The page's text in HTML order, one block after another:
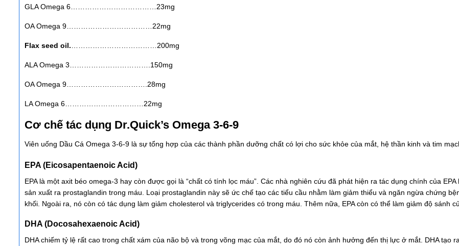
GLA Omega 6………………………………23mg
OA Omega 9………………………………22mg
Flax seed oil.………………………………200mg
ALA Omega 3…………………………….150mg
OA Omega 9…………………………….28mg
LA Omega 6……………………………22mg
Cơ chế tác dụng Dr.Quick’s Omega 3-6-9
Viên uống Dầu Cá Omega 3-6-9 là sự tổng hợp của các thành phần dưỡng chất có lợi cho sức khỏe của mắt, hệ thần kinh và tim
EPA (Eicosapentaenoic Acid)
EPA là một axit béo omega-3 hay còn được gọi là “chất có tính lọc máu”. Các nhà nghiên cứu đã phát hiện ra tác dụng chính của EPA
sản xuất ra prostaglandin trong máu. Loại prostaglandin này sẽ ức chế tạo các tiểu cầu nhằm làm giảm thiểu và ngăn ngừa chứng
khối. Ngoài ra, nó còn có tác dụng làm giảm cholesterol và triglycerides có trong máu. Thêm nữa, EPA còn có thể làm giảm độ sánh
DHA (Docosahexaenoic Acid)
DHA chiếm tỷ lệ rất cao trong chất xám của não bộ và trong võng mạc của mắt, do đó nó còn ảnh hưởng đến thị lực ở mắt. DHA tạo